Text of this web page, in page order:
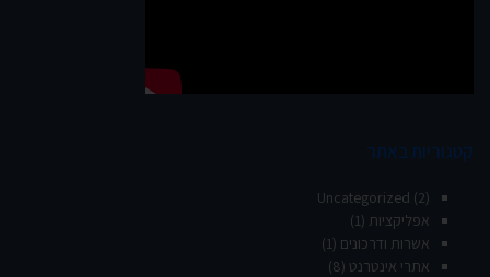
קטגוריות באתר
Uncategorized (2)
אפליקציות (1)
אשרות ודרכונים (1)
אתרי אינטרנט (8)